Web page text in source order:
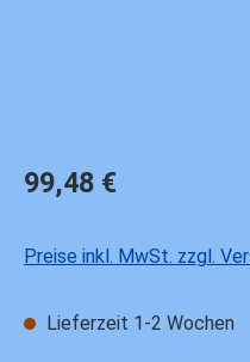
Regulärer Preis:
99,48 €
Preise inkl. MwSt. zzgl.
Lieferzeit 1-2 Wochen